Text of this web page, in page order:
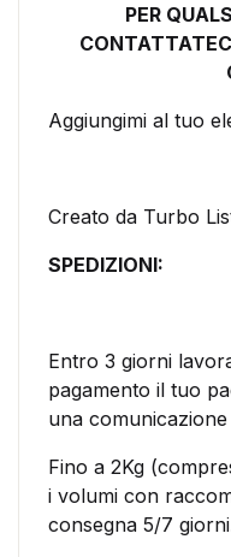
PER
Aggiungimi al tuo
Creato da Turbo
SPEDIZIONI:
Entro 3 giorni
pagamento il tuo
una
Fino a 2Kg
i volumi con
consegna 5/7